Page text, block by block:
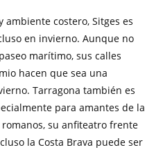
costero, Sitges es
en invierno. Aunque no
marítimo, sus calles
hacen que sea una
Tarragona también es
para amantes de la
su anfiteatro frente
la Costa Brava puede ser